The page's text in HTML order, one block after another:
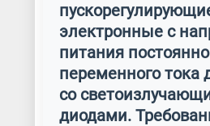
электронные с
питания
переменного тока
со
диодами.